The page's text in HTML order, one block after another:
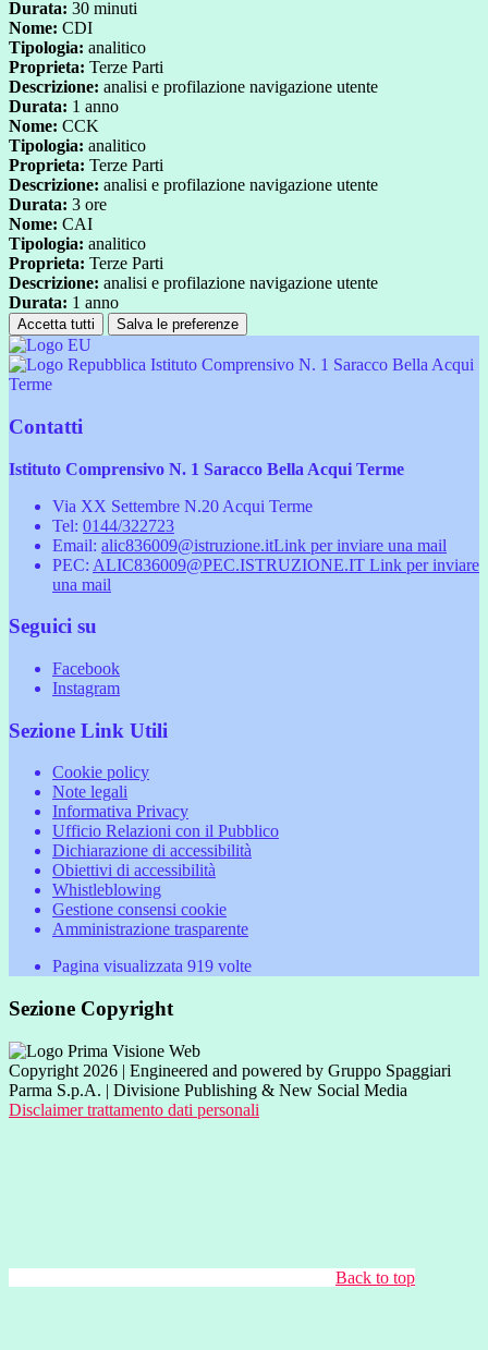
Durata: 30 minuti
Nome: CDI
Tipologia: analitico
Proprieta: Terze Parti
Descrizione: analisi e profilazione navigazione utente
Durata: 1 anno
Nome: CCK
Tipologia: analitico
Proprieta: Terze Parti
Descrizione: analisi e profilazione navigazione utente
Durata: 3 ore
Nome: CAI
Tipologia: analitico
Proprieta: Terze Parti
Descrizione: analisi e profilazione navigazione utente
Durata: 1 anno
Accetta tutti Salva le preferenze
Istituto Comprensivo N. 1 Saracco Bella Acqui
Terme
Contatti
Istituto Comprensivo N. 1 Saracco Bella Acqui Terme
Via XX Settembre N.20 Acqui Terme
Tel: 0144/322723
Email: alic836009@istruzione.itLink per inviare una mail
PEC: ALIC836009@PEC.ISTRUZIONE.IT Link per inviare
una mail
Seguici su
Facebook
Instagram
Sezione Link Utili
Cookie policy
Note legali
Informativa Privacy
Ufficio Relazioni con il Pubblico
Dichiarazione di accessibilità
Obiettivi di accessibilità
Whistleblowing
Gestione consensi cookie
Amministrazione trasparente
Pagina visualizzata 919 volte
Sezione Copyright
Copyright 2026 | Engineered and powered by Gruppo Spaggiari
Parma S.p.A. | Divisione Publishing & New Social Media
Disclaimer trattamento dati personali
Back to top